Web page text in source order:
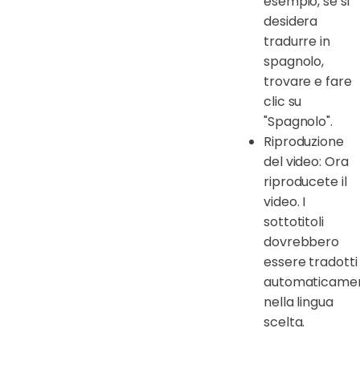
desidera
tradurre in
spagnolo,
trovare e fare
clic su
"Spagnolo".
Riproduzione
del video: Ora
riproducete il
video. I
sottotitoli
dovrebbero
essere tradotti
nella lingua
scelta.